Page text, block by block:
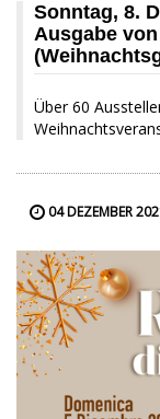
Sonntag, 8.
Ausgabe von
Über 60
04 DEZEMBER